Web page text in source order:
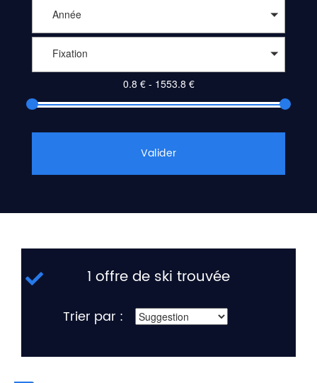
Année
Fixation
Valider
1 offre de ski trouvée
Trier par :